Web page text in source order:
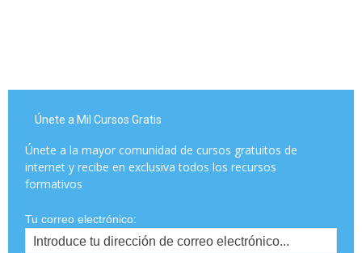
Únete a Mil Cursos Gratis
Únete a la mayor comunidad de cursos gratuitos de
internet y recibe en exclusiva todos los recursos
formativos
Tu correo electrónico: